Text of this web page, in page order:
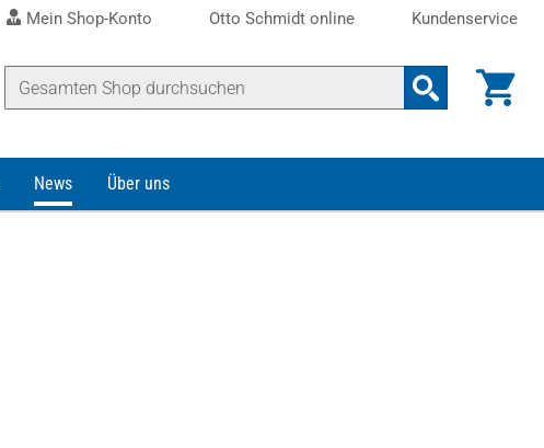
Mein Shop-Konto Otto Schmidt online Kundenservice
News Über uns